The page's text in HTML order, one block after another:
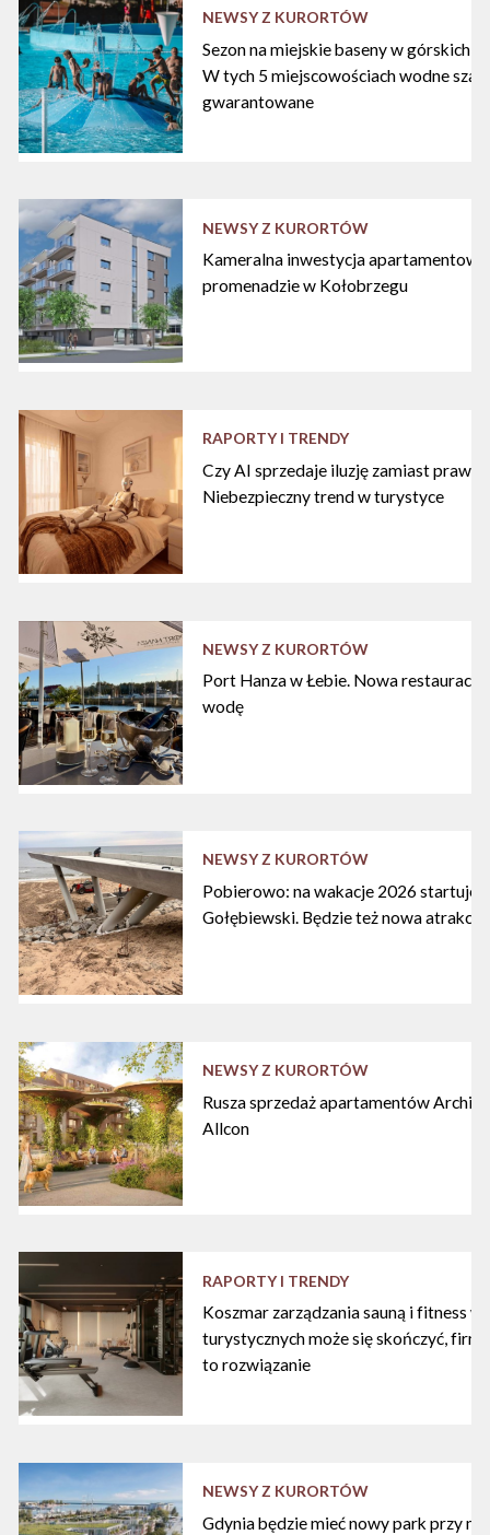
NEWSY Z KURORTÓW
Sezon na miejskie baseny w górskich
W tych 5 miejscowościach wodne
gwarantowane
NEWSY Z KURORTÓW
Kameralna inwestycja
promenadzie w Kołobrzegu
RAPORTY I TRENDY
Czy AI sprzedaje iluzję zamiast
Niebezpieczny trend w turystyce
NEWSY Z KURORTÓW
Port Hanza w Łebie. Nowa restauracja
wodę
NEWSY Z KURORTÓW
Pobierowo: na wakacje 2026 startuje
Gołębiewski. Będzie też nowa atrakcja
NEWSY Z KURORTÓW
Rusza sprzedaż apartamentów
Allcon
RAPORTY I TRENDY
Koszmar zarządzania sauną i fitness w
turystycznych może się skończyć,
to rozwiązanie
NEWSY Z KURORTÓW
Gdynia będzie mieć nowy park przy